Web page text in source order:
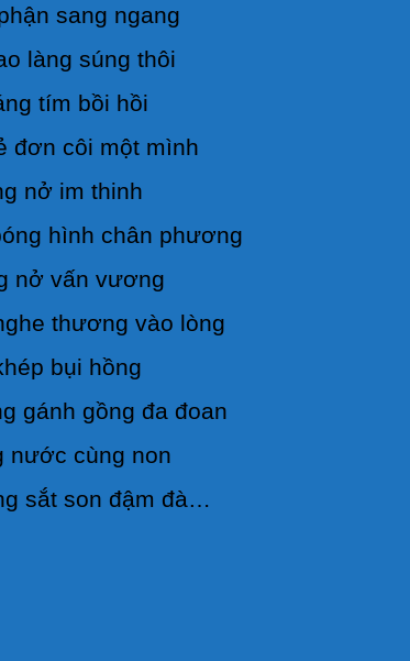
sang ngang
làng súng thôi
tím bồi hồi
đơn côi một mình
nở im thinh
hình chân phương
nở vấn vương
thương vào lòng
bụi hồng
gánh gồng đa đoan
nước cùng non
sắt son đậm đà…